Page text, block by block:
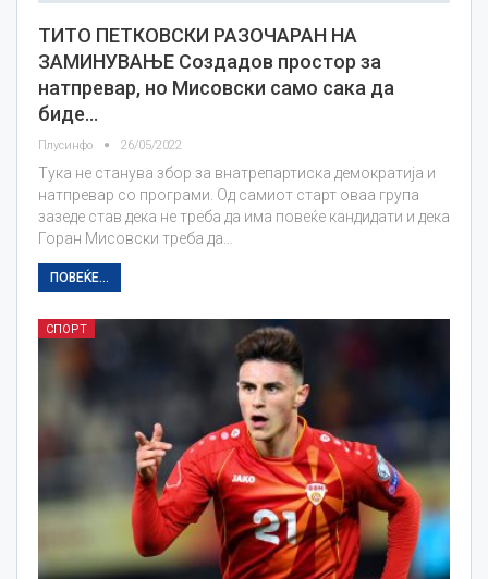
ТИТО ПЕТКОВСКИ РАЗОЧАРАН НА
ЗАМИНУВАЊЕ Создадов простор за
натпревар, но Мисовски само сака да
биде…
Плусинфо 26/05/2022
Тука не станува збор за внатрепартиска демократија и
натпревар со програми. Од самиот старт оваа група
зазеде став дека не треба да има повеќе кандидати и дека
Горан Мисовски треба да…
ПОВЕЌЕ...
СПОРТ